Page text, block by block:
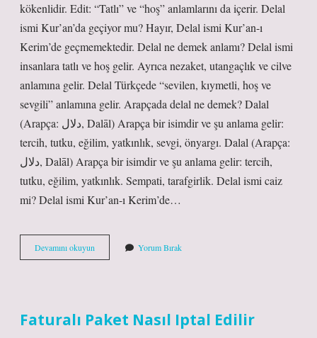
kökenlidir. Edit: “Tatlı” ve “hoş” anlamlarını da içerir. Delal
ismi Kur’an’da geçiyor mu? Hayır, Delal ismi Kur’an-ı
Kerim’de geçmemektedir. Delal ne demek anlamı? Delal ismi
insanlara tatlı ve hoş gelir. Ayrıca nezaket, utangaçlık ve cilve
anlamına gelir. Delal Türkçede “sevilen, kıymetli, hoş ve
sevgili” anlamına gelir. Arapçada delal ne demek? Dalal
(Arapça: دلال, Dalāl) Arapça bir isimdir ve şu anlama gelir:
tercih, tutku, eğilim, yatkınlık, sevgi, önyargı. Dalal (Arapça:
دلال, Dalāl) Arapça bir isimdir ve şu anlama gelir: tercih,
tutku, eğilim, yatkınlık. Sempati, tarafgirlik. Delal ismi caiz
mi? Delal ismi Kur’an-ı Kerim’de…
Devamını okuyun
In
Yorum Bırak
Faturalı Paket Nasıl Iptal Edilir